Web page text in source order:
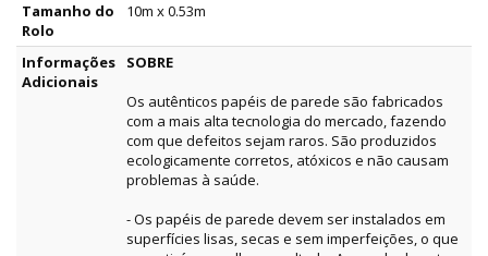
Tamanho do
Rolo
10m x 0.53m
Informações
Adicionais
SOBRE
Os autênticos papéis de parede são fabricados
com a mais alta tecnologia do mercado, fazendo
com que defeitos sejam raros. São produzidos
ecologicamente corretos, atóxicos e não causam
problemas à saúde.
- Os papéis de parede devem ser instalados em
superfícies lisas, secas e sem imperfeições, o que